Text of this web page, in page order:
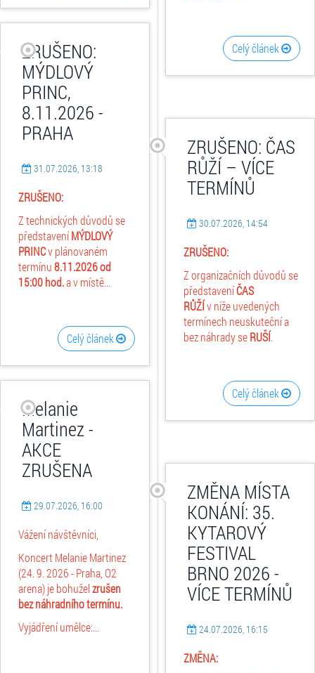
Celý článek
ZRUŠENO:
MÝDLOVÝ
PRINC,
8.11.2026 -
PRAHA
31.07.2026, 13:18
ZRUŠENO:
Z technických důvodů se
představeníMÝDLOVÝ
PRINCv plánovaném
termínu8.11.2026od
15:00 hod.a v místě...
Celý článek
ZRUŠENO: ČAS
RŮŽÍ – VÍCE
TERMÍNŮ
30.07.2026, 14:54
ZRUŠENO:
Z organizačních důvodů se
představeníČAS
RŮŽÍv níže uvedených
termínech neuskuteční a
bez náhrady seRUŠÍ.
Celý článek
Melanie
Martinez -
AKCE
ZRUŠENA
29.07.2026, 16:00
Vážení návštěvníci,
Koncert Melanie Martinez
(24. 9. 2026 - Praha, O2
arena) je bohuželzrušen
bez náhradního termínu.
Vyjádření umělce:...
ZMĚNA MÍSTA
KONÁNÍ: 35.
KYTAROVÝ
FESTIVAL
BRNO 2026 -
VÍCE TERMÍNŮ
24.07.2026, 16:15
ZMĚNA: